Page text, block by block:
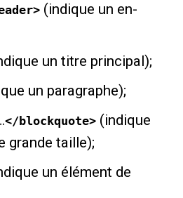
(indique un en-
un titre principal);
un paragraphe);
</blockquote>(indique
grande taille);
un élément de